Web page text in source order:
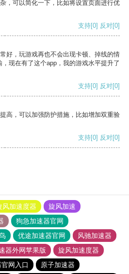
，可以简化一下，比如将设置页面进行优
支持[0] 反对[0]
好，玩游戏再也不会出现卡顿、掉线的情
现在有了这个app，我的游戏水平提升了
支持[0] 反对[0]
高，可以加强防护措施，比如增加双重验
支持[0] 反对[0]
风加速度器
旋风加速
狗急加速器官网
优途加速器官网
风驰加速器
器外网苹果版
旋风加速度器
网入口
原子加速器